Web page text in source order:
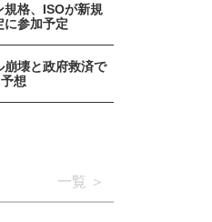
格、ISOが新規
参加予定
壊と政府救済で
想
一覧